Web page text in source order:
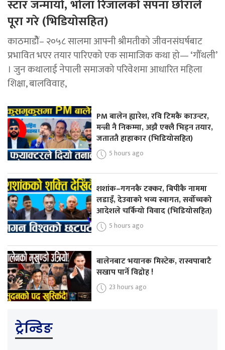
स्टार जन्मायो, भोला रिजालको सपना छोराले
पूरा गरे (भिडियोसहित)
काठमाडोैं– २०५८ सालमा आफ्नी श्रीमतीको जीवनसंघर्षबाट
प्रभावित भएर तयार पारिएको एक सामाजिक कथा हो— ‘गौँथली’
। जुन कथालाई नेपाली समाजको परिवेशमा आधारित महिला
शिक्षा, बालविवाह,
PM बालेन ह्यारेश, रवि टिमकै काउन्टर,
मन्त्री नै निकम्मा, अझै एक्लै भिड्न तयार,
जताततै हाहाकार (भिडियोसहित)
5 hours ago
शशांक–गगनकै टक्कर, बिपीकै नाममा
लडाइँ, देउवाको भव्य स्वागत, सर्वोच्चको
आदेशले चर्कियो विवाद (भिडियोसहित)
5 hours ago
बालेनबाट भयानक मिस्टेक, रास्वपाबाटै
सखाप पार्ने विद्रोह !
23 hours ago
ट्रेन्डिङ